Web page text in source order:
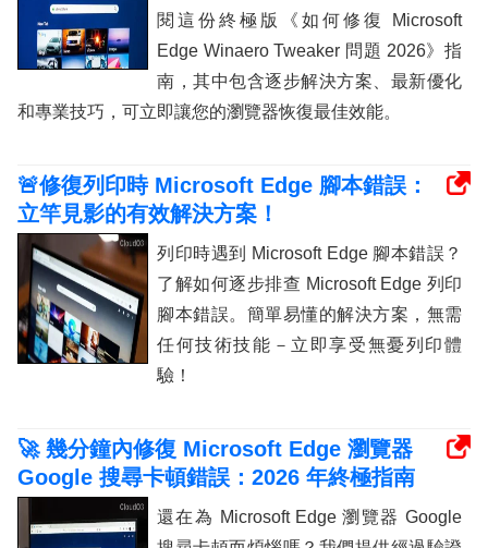
閱這份終極版《如何修復 Microsoft
Edge Winaero Tweaker 問題 2026》指
南，其中包含逐步解決方案、最新優化
和專業技巧，可立即讓您的瀏覽器恢復最佳效能。
🚨修復列印時 Microsoft Edge 腳本錯誤：
立竿見影的有效解決方案！
列印時遇到 Microsoft Edge 腳本錯誤？
了解如何逐步排查 Microsoft Edge 列印
腳本錯誤。簡單易懂的解決方案，無需
任何技術技能－立即享受無憂列印體
驗！
🚀 幾分鐘內修復 Microsoft Edge 瀏覽器
Google 搜尋卡頓錯誤：2026 年終極指南
還在為 Microsoft Edge 瀏覽器 Google